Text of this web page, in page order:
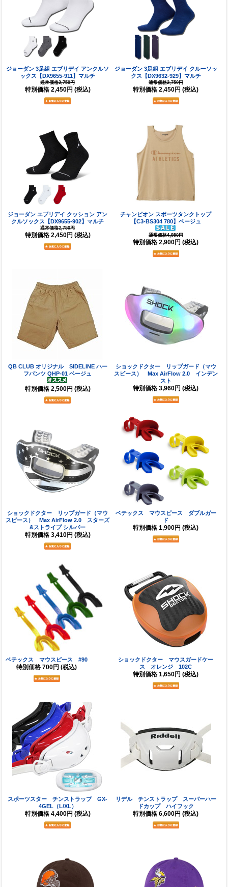
ジョーダン 3足組 エブリデイ アンクルソ
ックス【DX9655-911】マルチ
通常価格2,750円
特別価格 2,450円 (税込)
ジョーダン 3足組 エブリデイ クルーソッ
クス【DX9632-929】マルチ
通常価格2,750円
特別価格 2,450円 (税込)
ジョーダン エブリデイ クッション アン
クルソックス【DX9655-902】マルチ
通常価格2,750円
特別価格 2,450円 (税込)
チャンピオン スポーツタンクトップ
【C3-BS304 780】ベージュ
通常価格4,950円
特別価格 2,900円 (税込)
QB CLUB オリジナル SIDELINE ハー
フパンツ QHP-01 ベージュ
特別価格 2,500円 (税込)
ショックドクター リップガード（マウ
スピース） Max AirFlow 2.0 インデン
スト
特別価格 3,960円 (税込)
ショックドクター リップガード（マウ
スピース） Max AirFlow 2.0 スターズ
&ストライプ シルバー
特別価格 3,410円 (税込)
ベテックス マウスピース ダブルガー
ド
特別価格 1,900円 (税込)
ベテックス マウスピース #90
特別価格 700円 (税込)
ショックドクター マウスガードケー
ス オレンジ 102C
特別価格 1,650円 (税込)
スポーツスター チンストラップ GX-
4GEL（L/XL）
特別価格 4,400円 (税込)
リデル チンストラップ スーパーハー
ドカップ ハイフック
特別価格 6,600円 (税込)